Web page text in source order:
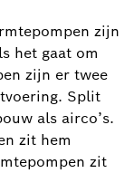
zijn
het gaat om
zijn er twee
Split
als airco’s.
zit hem
zit